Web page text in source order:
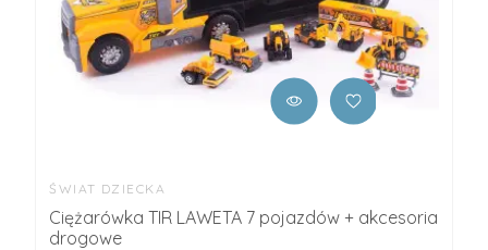
ŚWIAT DZIECKA
Ciężarówka TIR LAWETA 7 pojazdów + akcesoria
drogowe